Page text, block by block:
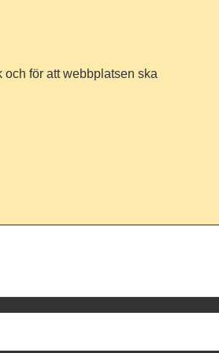
för att webbplatsen ska